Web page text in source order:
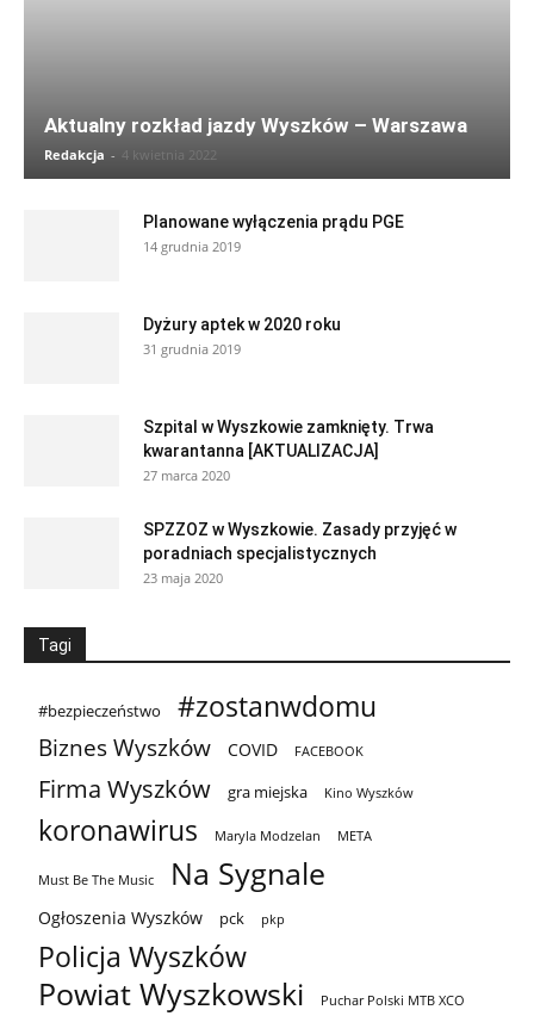
Aktualny rozkład jazdy Wyszków – Warszawa
Redakcja - 4 kwietnia 2022
Planowane wyłączenia prądu PGE
14 grudnia 2019
Dyżury aptek w 2020 roku
31 grudnia 2019
Szpital w Wyszkowie zamknięty. Trwa
kwarantanna [AKTUALIZACJA]
27 marca 2020
SPZZOZ w Wyszkowie. Zasady przyjęć w
poradniach specjalistycznych
23 maja 2020
Tagi
#bezpieczeństwo #zostanwdomu
Biznes Wyszków COVID FACEBOOK
Firma Wyszków gra miejska Kino Wyszków
koronawirus Maryla Modzelan META
Must Be The Music Na Sygnale
Ogłoszenia Wyszków pck pkp
Policja Wyszków
Powiat Wyszkowski Puchar Polski MTB XCO